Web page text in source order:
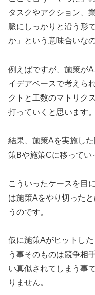
タスクやアクション、
脈にしっかりと沿う形
か」という意味合いなの
例えばですが、施策が
イデアベースで考えら
クトと工数のマトリク
打っていくと思います。
結果、施策Aを実施し
策Bや施策Cに移ってい
こういったケースを目
は施策Aをやり切った
うのです。
仮に施策Aがヒットし
う事そのものは競争相
い真似されてしまう事
りません。